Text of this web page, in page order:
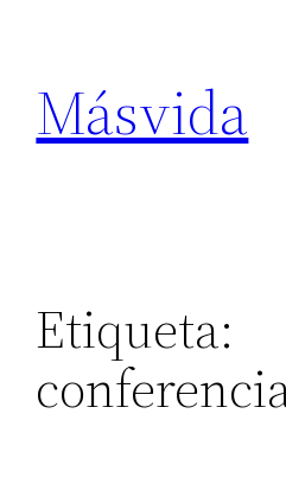
Másvida
Etiqueta: